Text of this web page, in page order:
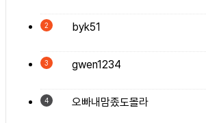
2
byk51
3
gwen1234
4
오빠내맘좄도몰라